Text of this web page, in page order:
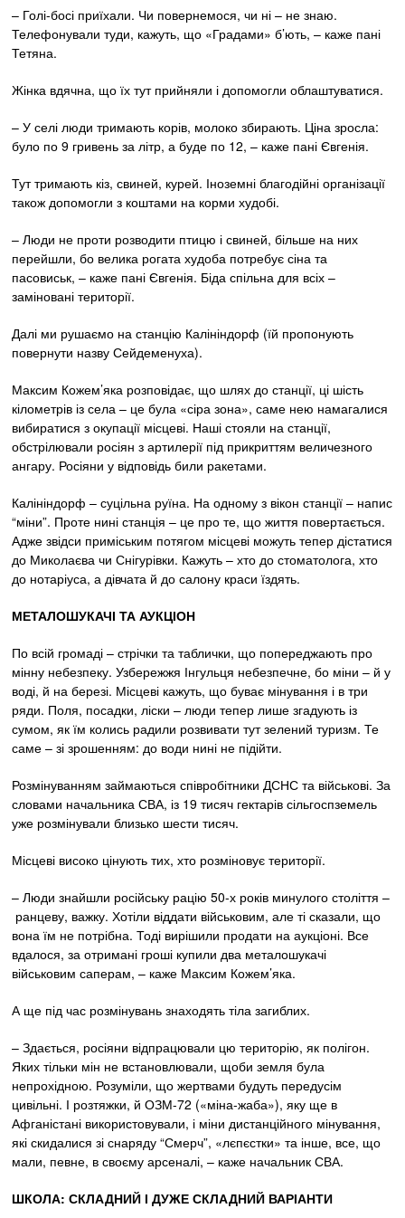
– Голі-босі приїхали. Чи повернемося, чи ні – не знаю.
Телефонували туди, кажуть, що «Градами» б’ють, – каже пані
Тетяна.
Жінка вдячна, що їх тут прийняли і допомогли облаштуватися.
– У селі люди тримають корів, молоко збирають. Ціна зросла:
було по 9 гривень за літр, а буде по 12, – каже пані Євгенія.
Тут тримають кіз, свиней, курей. Іноземні благодійні організації
також допомогли з коштами на корми худобі.
– Люди не проти розводити птицю і свиней, більше на них
перейшли, бо велика рогата худоба потребує сіна та
пасовиськ, – каже пані Євгенія. Біда спільна для всіх –
заміновані території.
Далі ми рушаємо на станцію Калініндорф (їй пропонують
повернути назву Сейдеменуха).
Максим Кожем’яка розповідає, що шлях до станції, ці шість
кілометрів із села – це була «сіра зона», саме нею намагалися
вибиратися з окупації місцеві. Наші стояли на станції,
обстрілювали росіян з артилерії під прикриттям величезного
ангару. Росіяни у відповідь били ракетами.
Калініндорф – суцільна руїна. На одному з вікон станції – напис
“міни”. Проте нині станція – це про те, що життя повертається.
Адже звідси приміським потягом місцеві можуть тепер дістатися
до Миколаєва чи Снігурівки. Кажуть – хто до стоматолога, хто
до нотаріуса, а дівчата й до салону краси їздять.
МЕТАЛОШУКАЧІ ТА АУКЦІОН
По всій громаді – стрічки та таблички, що попереджають про
мінну небезпеку. Узбережжя Інгульця небезпечне, бо міни – й у
воді, й на березі. Місцеві кажуть, що буває мінування і в три
ряди. Поля, посадки, ліски – люди тепер лише згадують із
сумом, як їм колись радили розвивати тут зелений туризм. Те
саме – зі зрошенням: до води нині не підійти.
Розмінуванням займаються співробітники ДСНС та військові. За
словами начальника СВА, із 19 тисяч гектарів сільгоспземель
уже розмінували близько шести тисяч.
Місцеві високо цінують тих, хто розміновує території.
– Люди знайшли російську рацію 50-х років минулого століття –
ранцеву, важку. Хотіли віддати військовим, але ті сказали, що
вона їм не потрібна. Тоді вирішили продати на аукціоні. Все
вдалося, за отримані гроші купили два металошукачі
військовим саперам, – каже Максим Кожем’яка.
А ще під час розмінувань знаходять тіла загиблих.
– Здається, росіяни відпрацювали цю територію, як полігон.
Яких тільки мін не встановлювали, щоби земля була
непрохідною. Розуміли, що жертвами будуть передусім
цивільні. І розтяжки, й ОЗМ-72 («міна-жаба»), яку ще в
Афганістані використовували, і міни дистанційного мінування,
які скидалися зі снаряду “Смерч”, «лєпєстки» та інше, все, що
мали, певне, в своєму арсеналі, – каже начальник СВА.
ШКОЛА:СКЛАДНИЙ І ДУЖЕ СКЛАДНИЙ ВАРІАНТИ